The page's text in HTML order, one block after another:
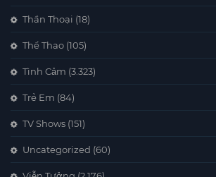
Thần Thoại (18)
Thể Thao (105)
Tình Cảm (3.323)
Trẻ Em (84)
TV Shows (151)
Uncategorized (60)